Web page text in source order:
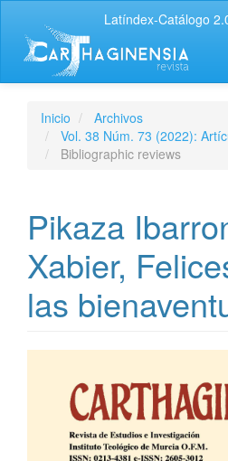
Latíndex-Catálogo
Inicio
Archivos
Vol. 38 Núm. 73 (2022):
Bibliographic reviews
Pikaza
Xabier,
las